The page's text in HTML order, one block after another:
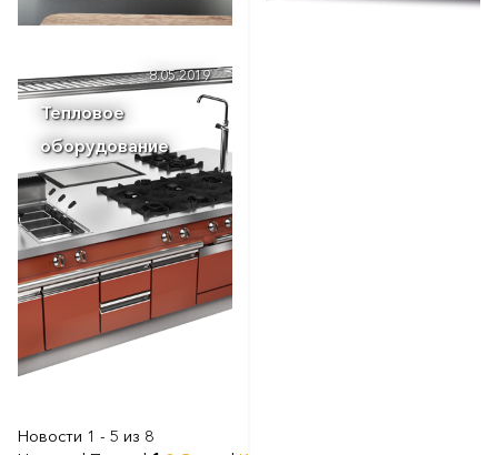
Тепловое
оборудование
8.05.2019
Новости 1 - 5 из 8